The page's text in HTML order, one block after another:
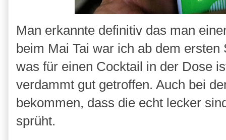
Man erkannte definitiv das man
beim Mai Tai war ich ab dem
was für einen Cocktail in der Dose
verdammt gut getroffen. Auch bei
bekommen, dass die echt lecker
sprüht.